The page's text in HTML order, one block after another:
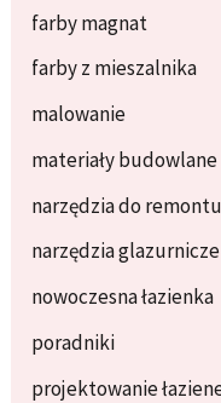
farby magnat
farby z mieszalnika
malowanie
materiały budowlane
narzędzia do remontu
narzędzia glazurnicze
nowoczesna łazienka
poradniki
projektowanie